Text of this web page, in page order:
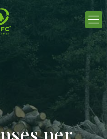
per